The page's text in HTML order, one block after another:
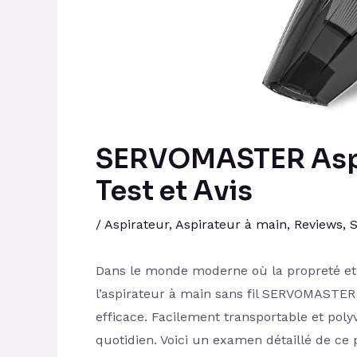
SERVOMASTER
Test et Avis
/ Aspirateur, Aspirateur à main, Reviews,
Dans le monde moderne où la propreté
l’aspirateur à main sans fil
efficace. Facilement transportable et
quotidien. Voici un examen détaillé de